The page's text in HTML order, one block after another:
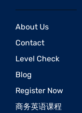
About Us
Contact
Level Check
Blog
Register Now
商务英语课程